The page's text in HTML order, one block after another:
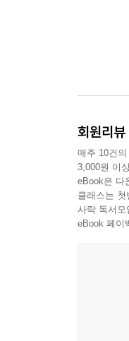
회원리뷰
매주 10건
3,000원 이
eBook은 다
클래스는
사락 독서모
eBook 페이